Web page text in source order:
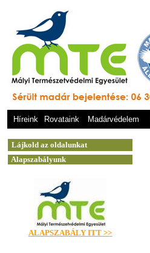
Híreink Rovataink Madárvédelem